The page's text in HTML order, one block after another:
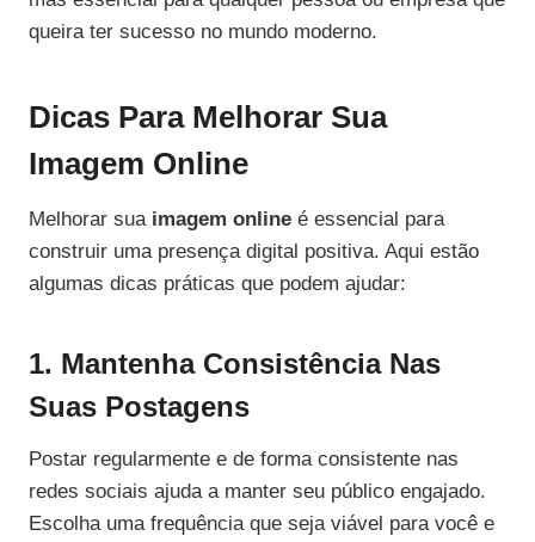
queira ter sucesso no mundo moderno.
Dicas Para Melhorar Sua
Imagem Online
Melhorar sua imagem online é essencial para
construir uma presença digital positiva. Aqui estão
algumas dicas práticas que podem ajudar:
1. Mantenha Consistência Nas
Suas Postagens
Postar regularmente e de forma consistente nas
redes sociais ajuda a manter seu público engajado.
Escolha uma frequência que seja viável para você e